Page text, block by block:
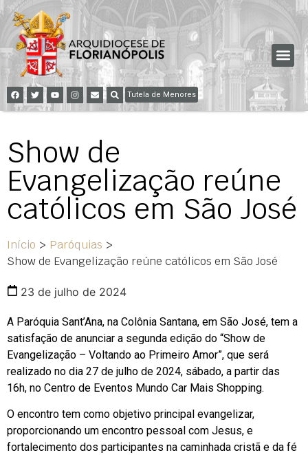
Tutela de Menores
Show de
Evangelização reúne
católicos em São José
Início > Paróquias >
Show de Evangelização reúne católicos em São José
23 de julho de 2024
A Paróquia Sant’Ana, na Colônia Santana, em São José, tem a
satisfação de anunciar a segunda edição do “Show de
Evangelização – Voltando ao Primeiro Amor”, que será
realizado no dia 27 de julho de 2024, sábado, a partir das
16h, no Centro de Eventos Mundo Car Mais Shopping.
O encontro tem como objetivo principal evangelizar,
proporcionando um encontro pessoal com Jesus, e
fortalecimento dos participantes na caminhada cristã e da fé